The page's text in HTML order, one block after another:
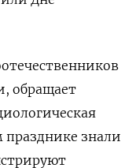
обращает
празднике знали